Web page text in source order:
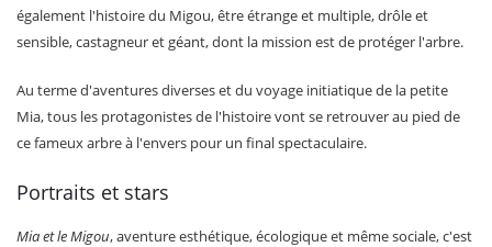
également l'histoire du Migou, être étrange et multiple, drôle et
sensible, castagneur et géant, dont la mission est de protéger l'arbre.
Au terme d'aventures diverses et du voyage initiatique de la petite
Mia, tous les protagonistes de l'histoire vont se retrouver au pied de
ce fameux arbre à l'envers pour un final spectaculaire.
Portraits et stars
Mia et le Migou, aventure esthétique, écologique et même sociale, c'est